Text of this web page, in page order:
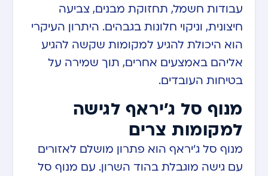
עבודות חשמל, תחזוקת מבנים, צביעה
חיצונית, וניקוי חלונות בגבהים. היתרון העיקרי
הוא היכולת להגיע למקומות שקשה להגיע
אליהם באמצעים אחרים, תוך שמירה על
בטיחות העובדים.
מנוף סל ג'יראף לגישה
למקומות צרים
מנוף סל ג’יראף הוא פתרון מושלם לאזורים
עם גישה מוגבלת בהוד השרון. עם מנוף סל